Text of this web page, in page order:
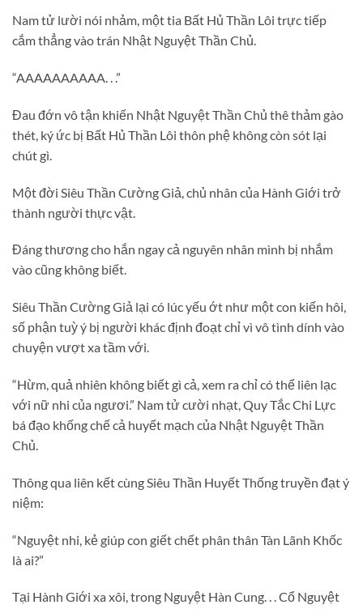
Nam tử lười nói nhảm, một tia Bất Hủ Thần Lôi trực tiếp
cắm thẳng vào trán Nhật Nguyệt Thần Chủ.
“AAAAAAAAAA. . .”
Đau đớn vô tận khiến Nhật Nguyệt Thần Chủ thê thảm gào
thét, ký ức bị Bất Hủ Thần Lôi thôn phệ không còn sót lại
chút gì.
Một đời Siêu Thần Cường Giả, chủ nhân của Hành Giới trở
thành người thực vật.
Đáng thương cho hắn ngay cả nguyên nhân mình bị nhắm
vào cũng không biết.
Siêu Thần Cường Giả lại có lúc yếu ớt như một con kiến hôi,
số phận tuỳ ý bị người khác định đoạt chỉ vì vô tình dính vào
chuyện vượt xa tầm với.
“Hừm, quả nhiên không biết gì cả, xem ra chỉ có thể liên lạc
với nữ nhi của ngươi.” Nam tử cười nhạt, Quy Tắc Chi Lực
bá đạo khống chế cả huyết mạch của Nhật Nguyệt Thần
Chủ.
Thông qua liên kết cùng Siêu Thần Huyết Thống truyền đạt ý
niệm:
“Nguyệt nhi, kẻ giúp con giết chết phân thân Tàn Lãnh Khốc
là ai?”
Tại Hành Giới xa xôi, trong Nguyệt Hàn Cung. . . Cổ Nguyệt